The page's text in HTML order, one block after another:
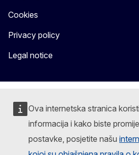
Ova internetska stranica
informacija i kako biste
postavke, posjetite našu
Cookies
Privacy policy
Legal notice